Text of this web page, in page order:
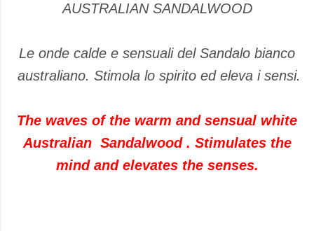
AUSTRALIAN SANDALWOOD
Le onde calde e sensuali del Sandalo bianco
australiano. Stimola lo spirito ed eleva i sensi.
The waves of the warm and sensual white
Australian Sandalwood . Stimulates the
mind and elevates the senses.